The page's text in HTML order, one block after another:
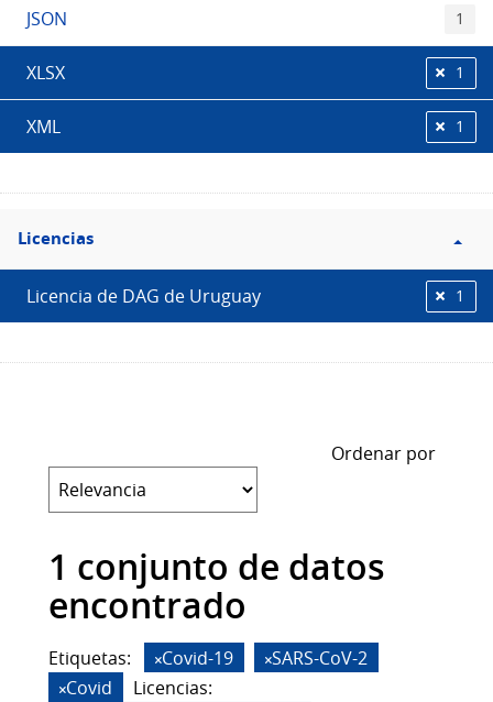
JSON 1
XLSX 1
XML 1
Filtro
Licencias
Licencias
Licencia de DAG de Uruguay 1
Ordenar por
1 conjunto de datos
encontrado
Etiquetas: Covid-19
SARS-CoV-2
Covid
Licencias: